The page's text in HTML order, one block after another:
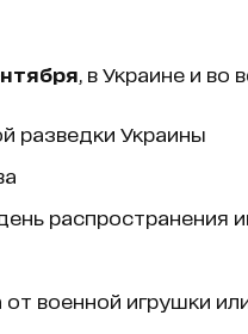
, в Украине и
разведки Украины
от военной игрушки